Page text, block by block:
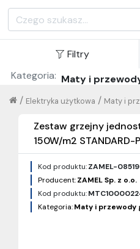
Filtry
Kategoria: Maty i
Maty i
/
Elektryka użytkowa
/
Zestaw grzejny
150W/m2 STANDARD-
Kod produktu:ZAMEL-
Producent:ZAMEL Sp. z o.o.
Kod produktu:
Kategoria:Maty i przewody